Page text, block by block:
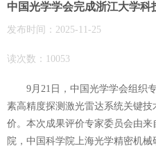
中国光学学会完成浙江大学科
发布时间：2025-11-25
读次数：10053
9月 21 日，中国光学学会组织
素高精度探测激光雷达系统关键技
价。本次成果评价专家委员会由来
院 ， 中国科学院上海光学精密机械